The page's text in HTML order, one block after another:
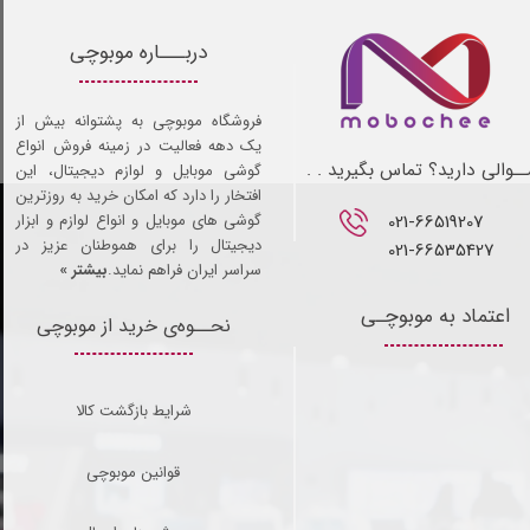
021-66519207​​​​​​​
021-66535427
دارید؟ تماس بگیرید . .
نحــوه‌ی خرید از موبوچی
شرایط بازگشت کالا
قوانین موبوچی
اعتماد به موبوچـی
دربـــاره موبوچی
فروشگاه موبوچی به پشتوانه بیش از
یک دهه فعالیت در زمینه فروش انواع
گوشی موبایل و لوازم دیجیتال، این
افتخار را دارد که امکان خرید به روزترین
گوشی های موبایل و انواع لوازم و ابزار
دیجیتال را برای هموطنان عزیز در
سراسر ایران فراهم نماید.بیشتر »